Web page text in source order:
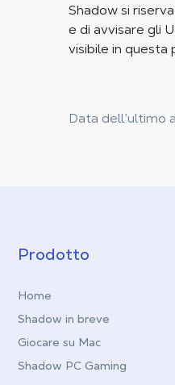
Shadow si
e di avvisare gli
visibile in questa
Data dell’ultimo
Prodotto
Home
Shadow in breve
Giocare su Mac
Shadow PC Gaming